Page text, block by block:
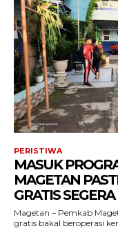
PERISTIWA
MASUK
MAGETAN
GRATIS
Magetan – Pemkab
gratis bakal beroperasi